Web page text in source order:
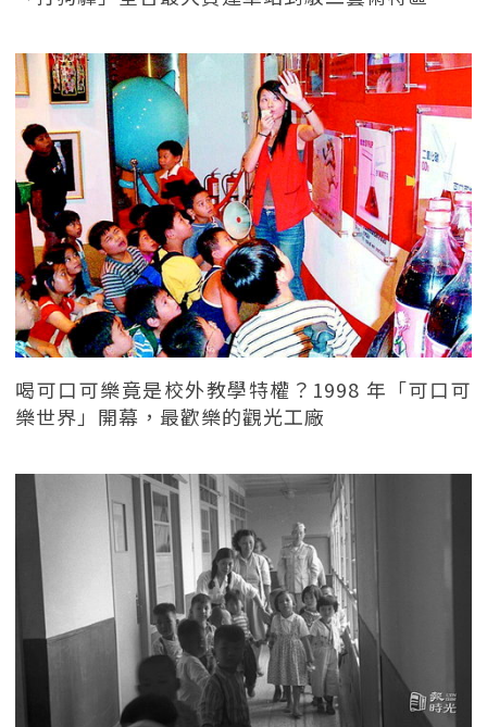
喝可口可樂竟是校外教學特權？1998 年「可口可
樂世界」開幕，最歡樂的觀光工廠